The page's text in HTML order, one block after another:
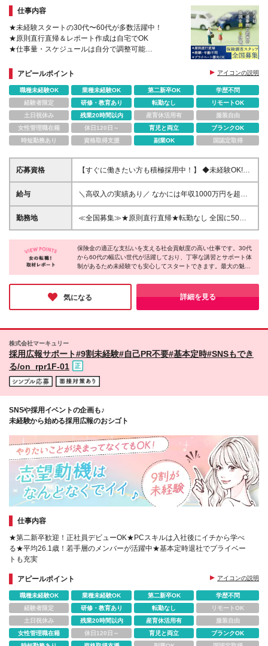
仕事内容
★未経験スタートの30代〜60代が多数活躍中！
★原則直行直帰＆レポート作成は自宅でOK
★仕事量・スケジュールは自分で調整可能
ートあり
アピールポイント アイコンの説明
職種未経験OK 業種未経験OK 第二新卒OK
学歴不問
経験者限定
研修・教育あり 転勤なし
リモートOK
土日祝休み
残業20時間以内 産育休活用有
服装自由
女性管理職在籍
休日120日～ 育児と両立
ブランクOK
時短勤務あり
資格取得支援 副業OK 国認定取得
応募資格
【すぐに働きたい方も積極採用中！】 ◆未経験OK!30
代～60代の女性が多数活躍中 ◆特別な知識や経験は
一切不問です! ◆学歴不問 ＼こんな方にピッタリです!
たい方 ★これまでの人生経験を活かして、新しい仕
事に挑戦したい方 ★頑張った分だけしっかり収入に
にじっくり耳を傾けるのが好きな方
給与
＼高収入の実績あり／ なかには年収1000万円を超え
る方もいらっしゃいます！ 【完全出来高報酬制】 ★
仕事に慣れるまで収入をサポート 1か月目：報酬が通
報酬の例＊＊＊ ・事故原因調査（4箇所確認）…1万
5000円～ ・有無責／不正請求疑義調査（自動車案
件）…2万円～ ・医療調査（1箇所確認）…1万7000
キル・実績を加味したものになります
勤務地
≪全国募集≫★原則直行直帰★転勤なし 全国に50拠
点以上を展開していますので、現在お住まいの地域で
働けます。また、原則直行直帰で調査を行い、レポー
ト作成はご自宅にて行うことができるため、自分のペ
ースで働けます。 ※レポート提出や当社規定により最
寄りの拠点にご来社いただく必要があります ★拠点
一覧 ⇒https://www.sonpo-r.co.jp/corp-info/offices.html
※(変更の範囲)上記を除く当社関連勤務地
保険金の適正な支払いを支える社会貢献度の高い仕事です。30代
から60代の幅広い世代が活躍しており、丁寧な講習とサポート体
制があるため未経験でも安心してスタートできます。最大の魅力
は、原則直行直帰で働く時間や場所を自身でコントロールできる
自由度の高さ！家事との両立やセカンドキャリアの構築など、こ
れまでの人生経験を活かしながら全国どこでも自分らしく働きた
い方にピッタリです！
気になる 詳細を見る
株式会社マーキュリー
採用広報サポート#9割未経験#自己PR不要#基本定時#SNSもでき
る/on_rpr1F-01
SNSや採用イベントの企画も♪
未経験から始める採用広報のおシゴト
仕事内容
★第二新卒歓迎！正社員デビューOK★PCスキルは入社後にイチから学べ
る★平均26.1歳！若手層のメンバーが活躍中★基本定時退社でプライベー
トも充実
アピールポイント アイコンの説明
職種未経験OK 業種未経験OK 第二新卒OK
学歴不問
経験者限定
研修・教育あり 転勤なし
リモートOK
土日祝休み
残業20時間以内 産育休活用有
服装自由
女性管理職在籍
休日120日～ 育児と両立
ブランクOK